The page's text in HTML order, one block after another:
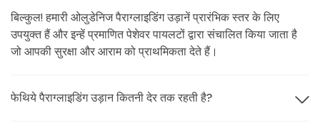
बिल्कुल! हमारी ओलुडेनिज पैराग्लाइडिंग उड़ानें प्रारंभिक स्तर के लिए
उपयुक्त हैं और इन्हें प्रमाणित पेशेवर पायलटों द्वारा संचालित किया जाता है
जो आपकी सुरक्षा और आराम को प्राथमिकता देते हैं।
फेथिये पैराग्लाइडिंग उड़ान कितनी देर तक रहती है?